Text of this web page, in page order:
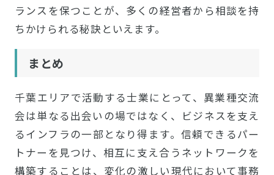
ランスを保つことが、多くの経営者から相談を持
ちかけられる秘訣といえます。
まとめ
千葉エリアで活動する士業にとって、異業種交流
会は単なる出会いの場ではなく、ビジネスを支え
るインフラの一部となり得ます。信頼できるパー
トナーを見つけ、相互に支え合うネットワークを
構築することは、変化の激しい現代において事務